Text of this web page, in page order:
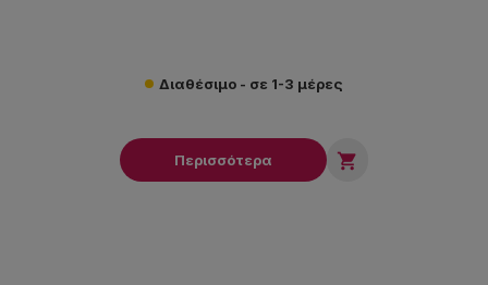
Διαθέσιμο - σε 1-3 μέρες
Περισσότερα 